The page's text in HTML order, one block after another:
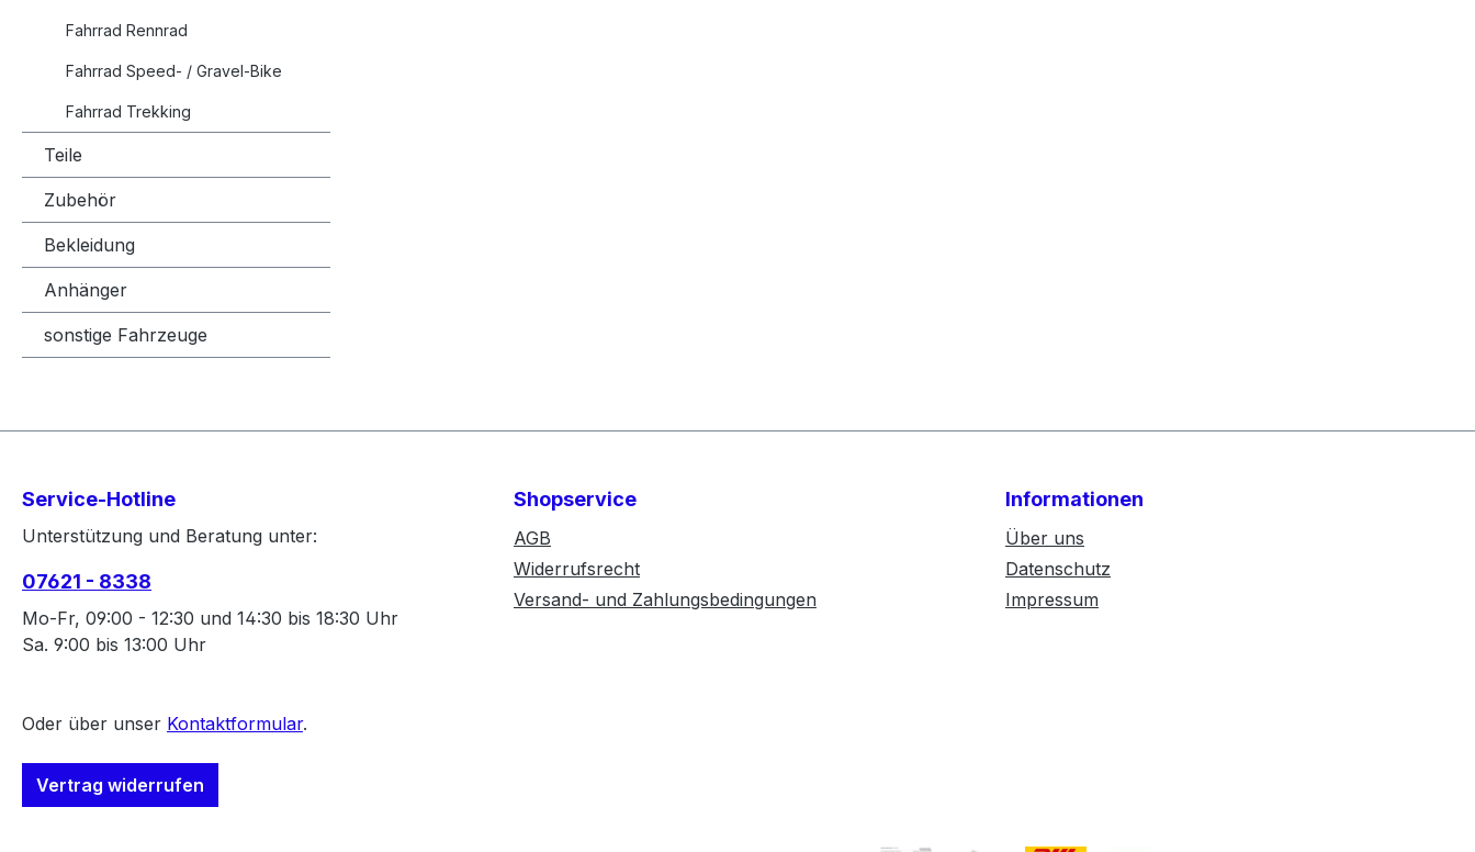
Fahrrad Rennrad
Fahrrad Speed- / Gravel-Bike
Fahrrad Trekking
Teile
Zubehör
Bekleidung
Anhänger
sonstige Fahrzeuge
Service-Hotline
Unterstützung und Beratung unter:
07621 - 8338
Mo-Fr, 09:00 - 12:30 und 14:30 bis 18:30 Uhr
Sa. 9:00 bis 13:00 Uhr
Oder über unser Kontaktformular.
Vertrag widerrufen
Shopservice
AGB
Widerrufsrecht
Versand- und Zahlungsbedingungen
Informationen
Über uns
Datenschutz
Impressum